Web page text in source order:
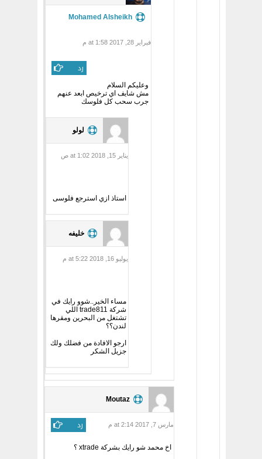
Mohamed Alsheikh
فبراير 28, 2017 at 1:58 م
رد
وعليكم السلام
مش شايف اي ترخيص ابعد عنهم
جرب سحب كل فلوسك
لولو
يناير 15, 2018 at 1:02 ص
استاذ ازي استرجع فلوسى
خليفه
يوليو 16, 2018 at 5:22 م
مساء الخير..شوو رايك في
شركة trade811 اللي
تشتغل من البحرين ومقرها
لندن؟؟
ارجو الافادة من فضلك ولك
جزيل الشكر
Moutaz
مارس 7, 2017 at 2:14 م رد
اخ محمد شو رايك بشركة xtrade ؟